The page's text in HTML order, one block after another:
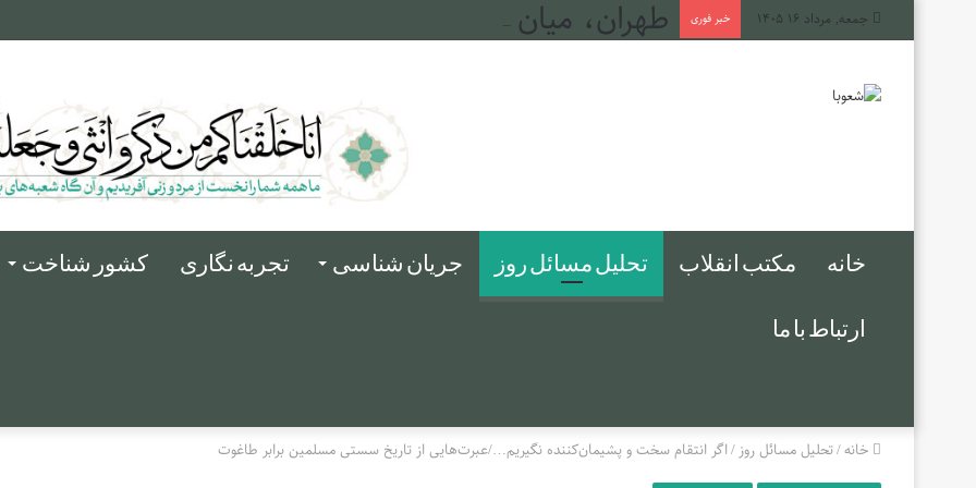
جمعه, مرداد ۱۶ ۱۴۰۵ خبر فوری طهران، میان دجله و فرات
خانه مکتب انقلاب تحلیل مسائل روز جریان شناسی تجربه نگاری کشور شناخت
ارتباط با ما
خانه/تحلیل مسائل روز /اگر انتقام سخت و پشیمان‌کننده نگیریم…/عبرت‌هایی از تاریخ سستی مسلمین برابر طاغوت